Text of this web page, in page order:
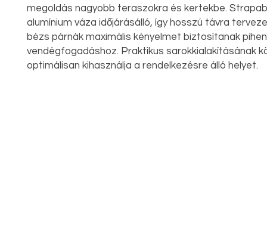
megoldás nagyobb teraszokra és kertekbe.
alumínium váza időjárásálló, így hosszú távra
bézs párnák maximális kényelmet biztosítanak
vendégfogadáshoz. Praktikus sarokkialakításának
optimálisan kihasználja a rendelkezésre álló helyet.